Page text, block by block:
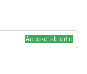
Acceso abierto